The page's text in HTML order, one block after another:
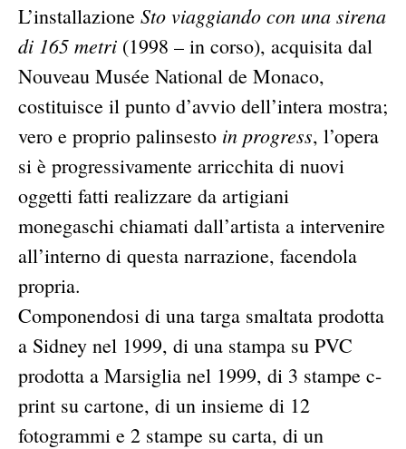
L’installazione Sto viaggiando con una sirena
di 165 metri (1998 – in corso), acquisita dal
Nouveau Musée National de Monaco,
costituisce il punto d’avvio dell’intera mostra;
vero e proprio palinsesto in progress, l’opera
si è progressivamente arricchita di nuovi
oggetti fatti realizzare da artigiani
monegaschi chiamati dall’artista a intervenire
all’interno di questa narrazione, facendola
propria.
Componendosi di una targa smaltata prodotta
a Sidney nel 1999, di una stampa su PVC
prodotta a Marsiglia nel 1999, di 3 stampe c-
print su cartone, di un insieme di 12
fotogrammi e 2 stampe su carta, di un